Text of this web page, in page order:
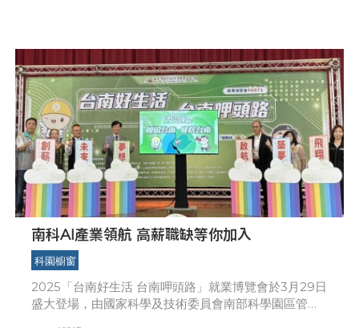
南科AI產業領航 高薪職缺等你加入
科園櫥窗
2025「台南好生活 台南呷頭路」就業博覽會於3月29日
盛大登場，由國家科學及技術委員會南部科學園區管理